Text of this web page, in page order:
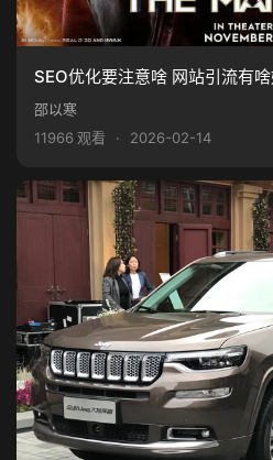
SEO优化要注意啥 网站引流有
邵以寒
11966 观看
· 2026-02-14